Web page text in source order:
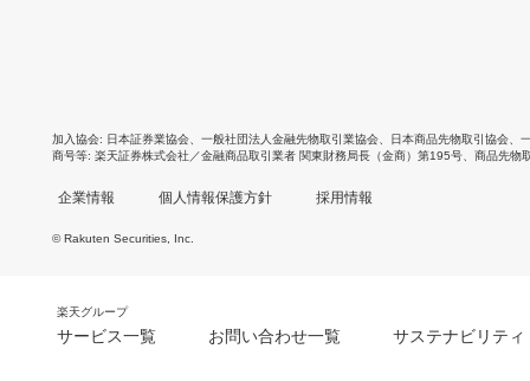
加入協会 日本証券業協会 一般社団法人金融先物取引業協会 日本商品先物取引協会
商号等 楽天証券株式会社／金融商品取引業者 関東財務局長（金商）第195号、商品先物
企業情報 個人情報保護方針 採用情報
© Rakuten Securities, Inc.
楽天グループ
サービス一覧 お問い合わせ一覧 サステナビリティ